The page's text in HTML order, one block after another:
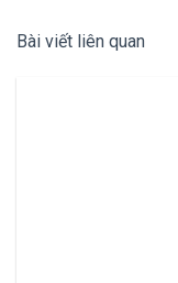
Bài viết liên quan